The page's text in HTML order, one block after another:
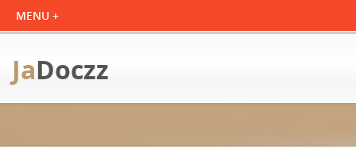
JaDoczz